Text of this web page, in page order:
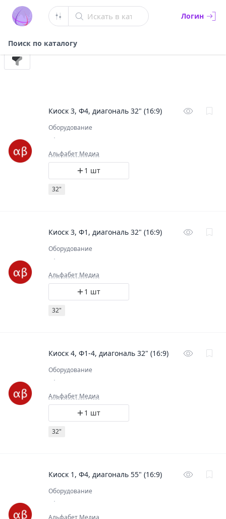
Искать в каталоге Логин
Поиск по каталогу
Киоск 3, Ф4, диагональ 32" (16:9)
Оборудование
Альфабет Медиа
1 шт
32"
Киоск 3, Ф1, диагональ 32" (16:9)
Оборудование
Альфабет Медиа
1 шт
32"
Киоск 4, Ф1-4, диагональ 32" (16:9)
Оборудование
Альфабет Медиа
1 шт
32"
Киоск 1, Ф4, диагональ 55" (16:9)
Оборудование
Альфабет Медиа